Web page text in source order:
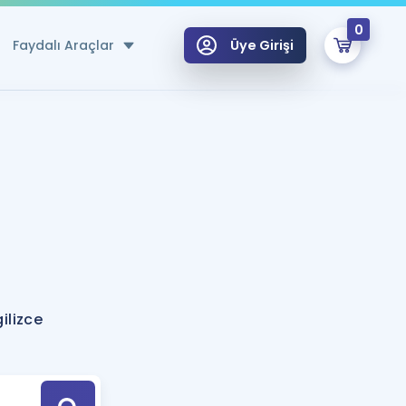
Faydalı Araçlar
Hesaplama Aracı
için Öneriler
Tek Takvimde
Üye Girişi
0